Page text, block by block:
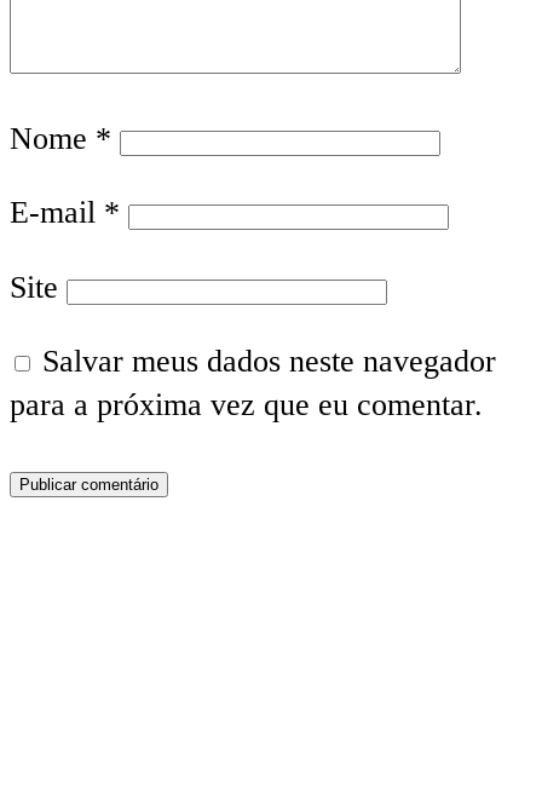
Nome *
E-mail *
Site
Salvar meus dados neste navegador
para a próxima vez que eu comentar.